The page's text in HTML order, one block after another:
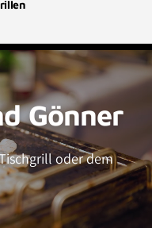
Gönner
oder dem